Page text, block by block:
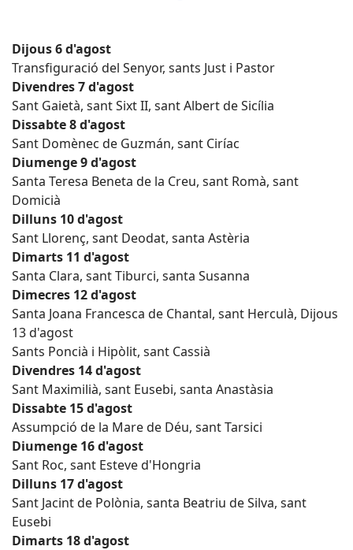
Dijous 6 d'agost
Transfiguració del Senyor, sants Just i Pastor
Divendres 7 d'agost
Sant Gaietà, sant Sixt II, sant Albert de Sicília
Dissabte 8 d'agost
Sant Domènec de Guzmán, sant Ciríac
Diumenge 9 d'agost
Santa Teresa Beneta de la Creu, sant Romà, sant
Domicià
Dilluns 10 d'agost
Sant Llorenç, sant Deodat, santa Astèria
Dimarts 11 d'agost
Santa Clara, sant Tiburci, santa Susanna
Dimecres 12 d'agost
Santa Joana Francesca de Chantal, sant Herculà, Dijous
13 d'agost
Sants Poncià i Hipòlit, sant Cassià
Divendres 14 d'agost
Sant Maximilià, sant Eusebi, santa Anastàsia
Dissabte 15 d'agost
Assumpció de la Mare de Déu, sant Tarsici
Diumenge 16 d'agost
Sant Roc, sant Esteve d'Hongria
Dilluns 17 d'agost
Sant Jacint de Polònia, santa Beatriu de Silva, sant
Eusebi
Dimarts 18 d'agost